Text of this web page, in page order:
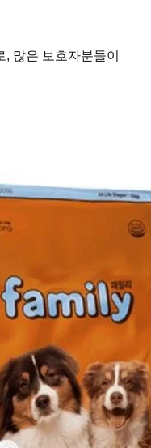
많은 보호자분들이